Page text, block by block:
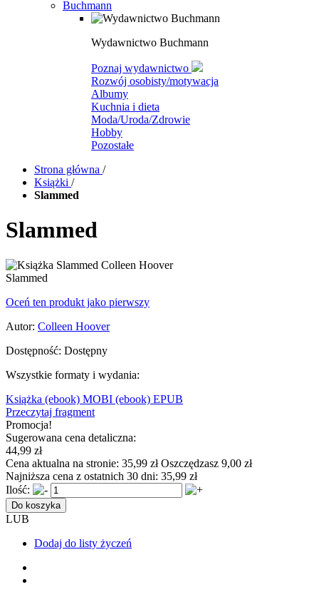
Buchmann
Wydawnictwo Buchmann
Poznaj wydawnictwo
Rozwój osobisty/motywacja
Albumy
Kuchnia i dieta
Moda/Uroda/Zdrowie
Hobby
Pozostałe
Strona główna /
Książki /
Slammed
Slammed
Slammed
Oceń ten produkt jako pierwszy
Autor: Colleen Hoover
Dostępność: Dostępny
Wszystkie formaty i wydania:
Książka (ebook) MOBI (ebook) EPUB
Przeczytaj fragment
Promocja!
Sugerowana cena detaliczna:
44,99 zł
Cena aktualna na stronie: 35,99 złOszczędzasz 9,00 zł
Najniższa cena z ostatnich 30 dni: 35,99 zł
Ilość:
Do koszyka
LUB
Dodaj do listy życzeń